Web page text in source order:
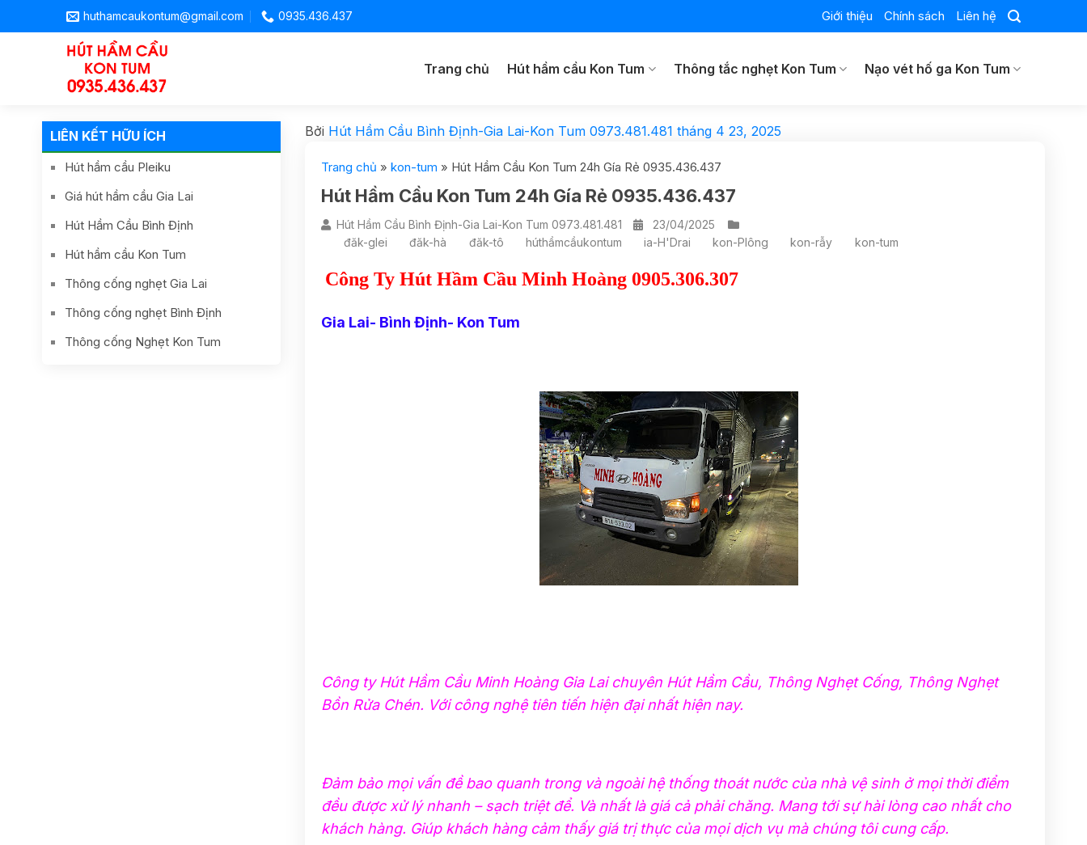
huthamcaukontum@gmail.com 0935.436.437 Giới thiệu Chính sách Liên hệ
Trang chủ Hút hầm cầu Kon Tum Thông tắc nghẹt Kon Tum Nạo vét hố ga Kon Tum
LIÊN KẾT HỮU ÍCH
Hút hầm cầu Pleiku
Giá hút hầm cầu Gia Lai
Hút Hầm Cầu Bình Định
Hút hầm cầu Kon Tum
Thông cống nghẹt Gia Lai
Thông cống nghẹt Bình Định
Thông cống Nghẹt Kon Tum
Bởi Hút Hầm Cầu Bình Định-Gia Lai-Kon Tum 0973.481.481 tháng 4 23, 2025
Trang chủ » kon-tum » Hút Hầm Cầu Kon Tum 24h Gía Rẻ 0935.436.437
Hút Hầm Cầu Kon Tum 24h Gía Rẻ 0935.436.437
Hút Hầm Cầu Bình Định-Gia Lai-Kon Tum 0973.481.481
23/04/2025
đăk-glei
đăk-hà đăk-tô húthầmcầukontum ia-H'Drai kon-Plông kon-rẫy kon-tum
Công Ty Hút Hầm Cầu Minh Hoàng 0905.306.307
Gia Lai- Bình Định- Kon Tum
Công ty Hút Hầm Cầu Minh Hoàng Gia Lai chuyên Hút Hầm Cầu, Thông Nghẹt Cống, Thông Nghẹt
Bồn Rửa Chén. Với công nghệ tiên tiến hiện đại nhất hiện nay.
Đảm bảo mọi vấn đề bao quanh trong và ngoài hệ thống thoát nước của nhà vệ sinh ở mọi thời điểm
đều được xử lý nhanh – sạch triệt để. Và nhất là giá cả phải chăng. Mang tới sự hài lòng cao nhất cho
khách hàng. Giúp khách hàng cảm thấy giá trị thực của mọi dịch vụ mà chúng tôi cung cấp.